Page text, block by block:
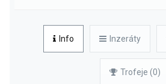
Info Inzeráty
Trofeje (0)